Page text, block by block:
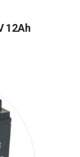
12Ah